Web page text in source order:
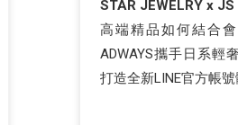
STAR JEWELRY x JS
高端精品如何結合會員數
ADWAYS攜手日系輕奢珠寶
打造全新LINE官方帳號體驗